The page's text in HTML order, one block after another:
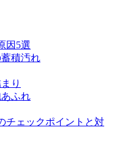
因5選
積汚れ
り
ふれ
チェックポイントと対